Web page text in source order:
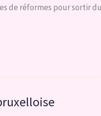
de réformes pour sortir